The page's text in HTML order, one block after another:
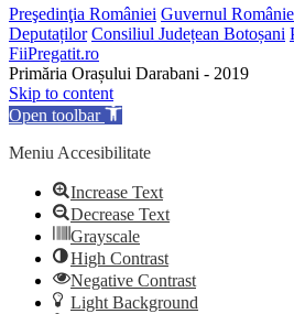
Preşedinţia României Guvernul
Deputaților Consiliul Județean Botoșani
FiiPregatit.ro
Primăria Orașului Darabani - 2019
Skip to content
Open toolbar
Meniu Accesibilitate
Increase Text
Decrease Text
Grayscale
High Contrast
Negative Contrast
Light Background